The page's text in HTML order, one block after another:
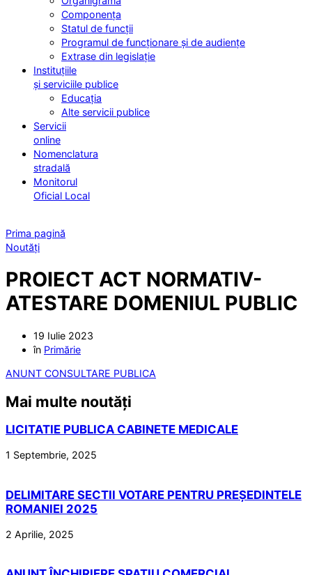
Componența
Statul de funcții
Programul de funcționare și de audiențe
Extrase din legislație
Instituțiile
și serviciile publice
Educația
Alte servicii publice
Servicii
online
Nomenclatura
stradală
Monitorul
Oficial Local
Prima pagină
Noutăți
PROIECT ACT NORMATIV-
ATESTARE DOMENIUL PUBLIC
19 Iulie 2023
în Primărie
ANUNT CONSULTARE PUBLICA
Mai multe noutăți
LICITATIE PUBLICA CABINETE MEDICALE
1 Septembrie, 2025
DELIMITARE SECTII VOTARE PENTRU PREȘEDINTELE
ROMANIEI 2025
2 Aprilie, 2025